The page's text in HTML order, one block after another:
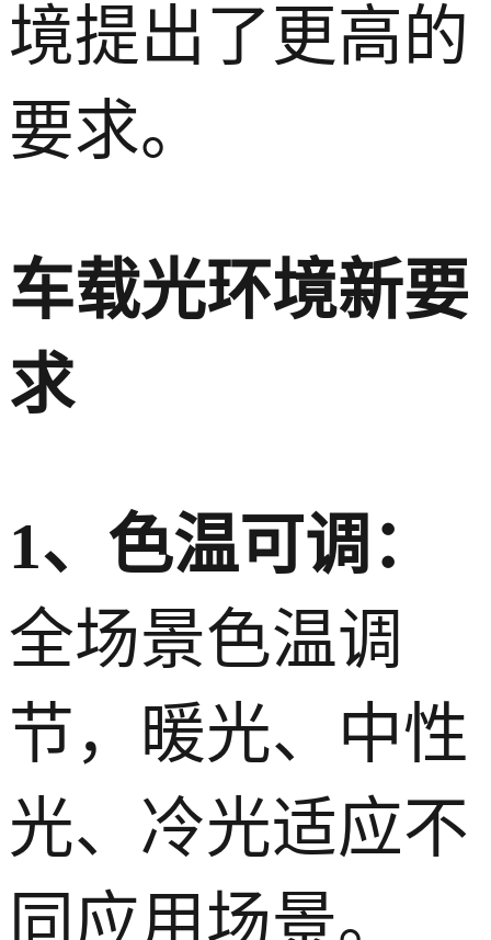
境提出了更高的
要求。
车载光环境新要
求
1、色温可调：
全场景色温调
节，暖光、中性
光、冷光适应不
同应用场景。